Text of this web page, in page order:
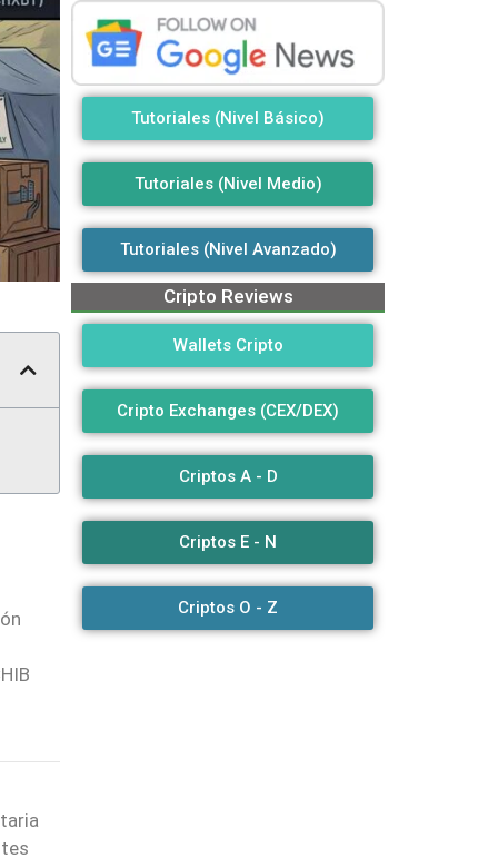
Tutoriales (Nivel Básico)
Tutoriales (Nivel Medio)
Tutoriales (Nivel Avanzado)
Cripto Reviews
Wallets Cripto
Cripto Exchanges (CEX/DEX)
Criptos A - D
Criptos E - N
Criptos O - Z